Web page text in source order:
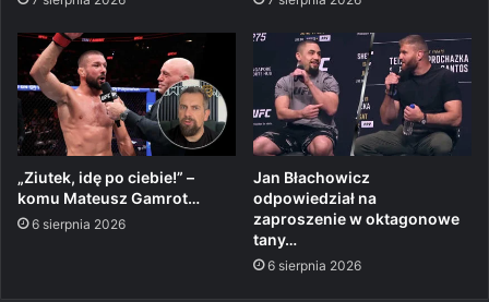
„Ziutek, idę po ciebie!” –
komu Mateusz Gamrot…
6 sierpnia 2026
Jan Błachowicz
odpowiedział na
zaproszenie w oktagonowe
tany…
6 sierpnia 2026